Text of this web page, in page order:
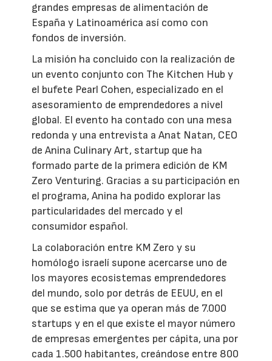
grandes empresas de alimentación de
España y Latinoamérica así como con
fondos de inversión.
La misión ha concluido con la realización de
un evento conjunto con The Kitchen Hub y
el bufete Pearl Cohen, especializado en el
asesoramiento de emprendedores a nivel
global. El evento ha contado con una mesa
redonda y una entrevista a Anat Natan, CEO
de Anina Culinary Art, startup que ha
formado parte de la primera edición de KM
Zero Venturing. Gracias a su participación en
el programa, Anina ha podido explorar las
particularidades del mercado y el
consumidor español.
La colaboración entre KM Zero y su
homólogo israelí supone acercarse uno de
los mayores ecosistemas emprendedores
del mundo, solo por detrás de EEUU, en el
que se estima que ya operan más de 7.000
startups y en el que existe el mayor número
de empresas emergentes per cápita, una por
cada 1.500 habitantes, creándose entre 800